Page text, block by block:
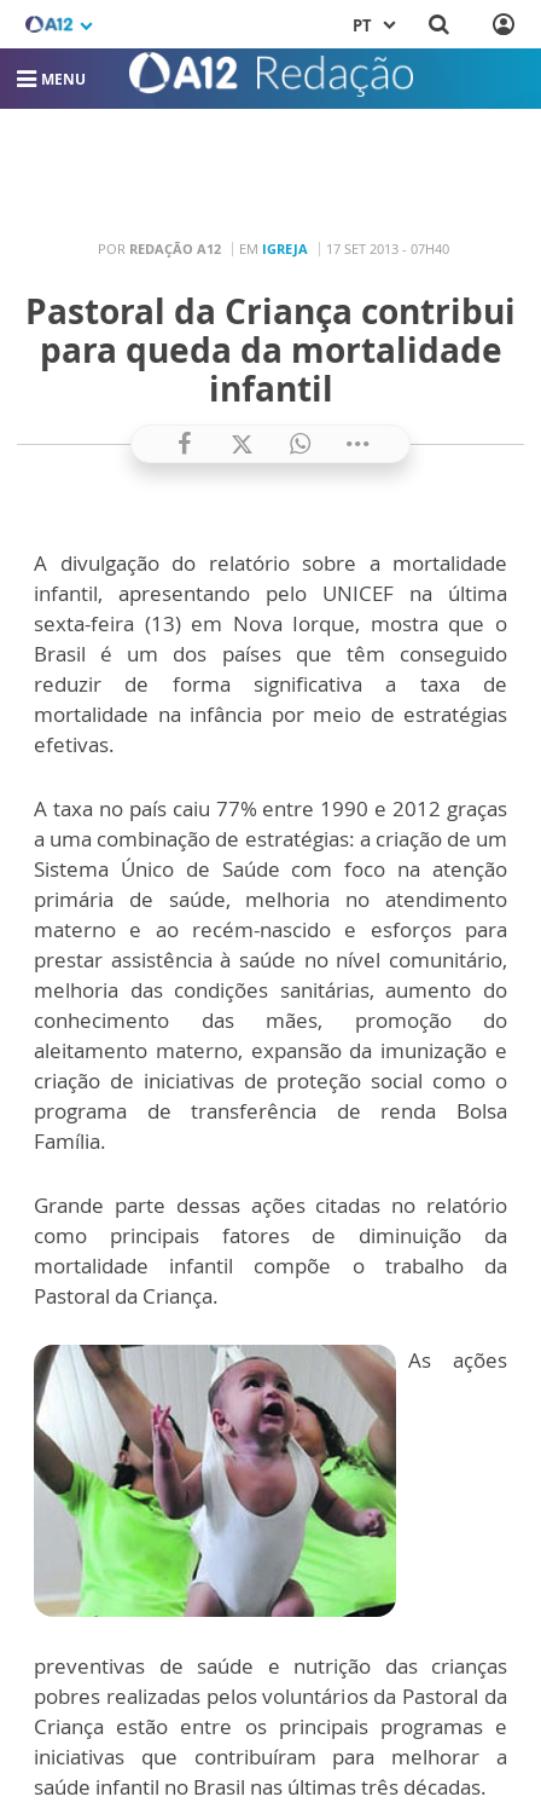
PT
MENU
POR REDAÇÃO A12 EM IGREJA 17 SET 2013 - 07H40
Pastoral da Criança contribui
para queda da mortalidade
infantil
A divulgação do relatório sobre a mortalidade
infantil, apresentando pelo UNICEF na última
sexta-feira (13) em Nova Iorque, mostra que o
Brasil é um dos países que têm conseguido
reduzir de forma significativa a taxa de
mortalidade na infância por meio de estratégias
efetivas.
A taxa no país caiu 77% entre 1990 e 2012 graças
a uma combinação de estratégias: a criação de um
Sistema Único de Saúde com foco na atenção
primária de saúde, melhoria no atendimento
materno e ao recém-nascido e esforços para
prestar assistência à saúde no nível comunitário,
melhoria das condições sanitárias, aumento do
conhecimento das mães, promoção do
aleitamento materno, expansão da imunização e
criação de iniciativas de proteção social como o
programa de transferência de renda Bolsa
Família.
Grande parte dessas ações citadas no relatório
como principais fatores de diminuição da
mortalidade infantil compõe o trabalho da
Pastoral da Criança.
As ações
preventivas de saúde e nutrição das crianças
pobres realizadas pelos voluntários da Pastoral da
Criança estão entre os principais programas e
iniciativas que contribuíram para melhorar a
saúde infantil no Brasil nas últimas três décadas.